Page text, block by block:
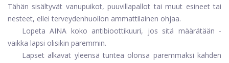
Tähän sisältyvät vanupuikot, puuvillapallot tai muut esineet tai
nesteet, ellei terveydenhuollon ammattilainen ohjaa.
Lopeta AINA koko antibioottikuuri, jos sitä määrätään -
vaikka lapsi olisikin paremmin.
Lapset alkavat yleensä tuntea olonsa paremmaksi kahden